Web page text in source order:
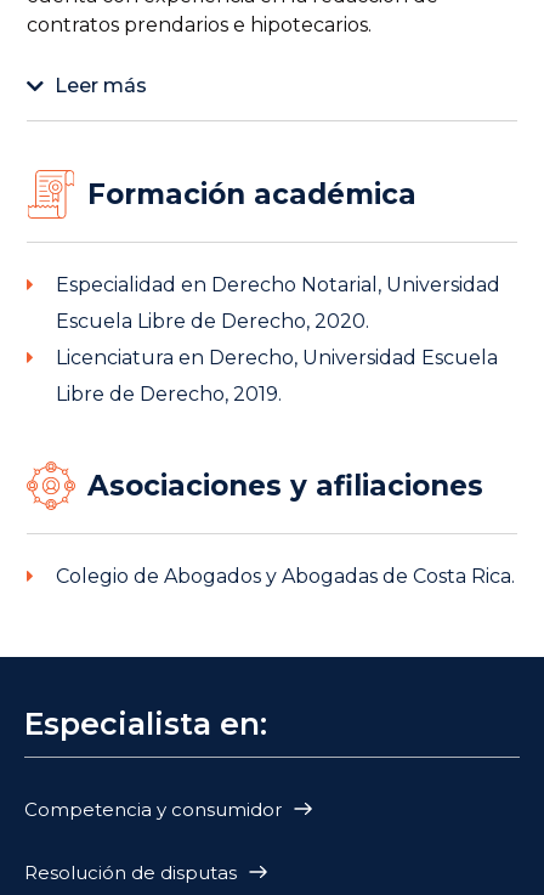
contratos prendarios e hipotecarios.
Leer más
Formación académica
Especialidad en Derecho Notarial, Universidad
Escuela Libre de Derecho, 2020.
Licenciatura en Derecho, Universidad Escuela
Libre de Derecho, 2019.
Asociaciones y afiliaciones
Colegio de Abogados y Abogadas de Costa Rica.
Especialista en:
Competencia y consumidor
Resolución de disputas